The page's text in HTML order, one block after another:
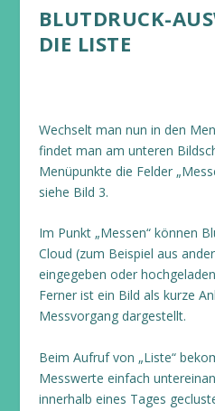
BLUTDRUCK-
DIE LISTE
Wechselt man nun in den
findet man am unteren
Menüpunkte die Felder
siehe Bild 3.
Im Punkt „Messen“ können
Cloud (zum Beispiel aus
eingegeben oder
Ferner ist ein Bild als kurze
Messvorgang dargestellt.
Beim Aufruf von „Liste“
Messwerte einfach
innerhalb eines Tages